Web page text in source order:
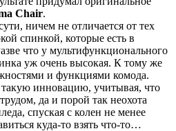
Chair.
ничем не отличается от тех
спинкой, которые есть в
что у мультифункционального
уж очень высокая. К тому же
и функциями комода.
инновацию, учитывая, что
да и порой так неохота
спуская с колен не менее
куда-то взять что-то…